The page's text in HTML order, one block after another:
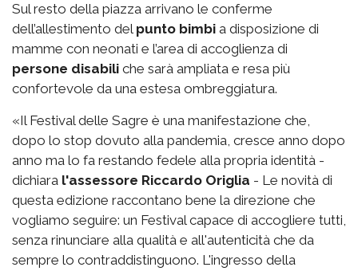
Sul resto della piazza arrivano le conferme
dell’allestimento del punto bimbi a disposizione di
mamme con neonati e l’area di accoglienza di
persone disabili che sarà ampliata e resa più
confortevole da una estesa ombreggiatura.
«Il Festival delle Sagre è una manifestazione che,
dopo lo stop dovuto alla pandemia, cresce anno dopo
anno ma lo fa restando fedele alla propria identità -
dichiara l'assessore Riccardo Origlia - Le novità di
questa edizione raccontano bene la direzione che
vogliamo seguire: un Festival capace di accogliere tutti,
senza rinunciare alla qualità e all'autenticità che da
sempre lo contraddistinguono. L'ingresso della